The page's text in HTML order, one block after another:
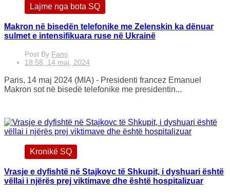
Lajme nga bota SQ
Makron në bisedën telefonike me Zelenskin ka dënuar
sulmet e intensifikuara ruse në Ukrainë
Post By Fami
18:58, 14 maj, 2024
Paris, 14 maj 2024 (MIA) - Presidenti francez Emanuel
Makron sot në bisedë telefonike me presidentin...
Kronikë SQ
Vrasje e dyfishtë në Stajkovc të Shkupit, i dyshuari është
vëllai i njërës prej viktimave dhe është hospitalizuar